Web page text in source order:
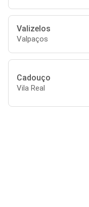
Valizelos
Valpaços
Cadouço
Vila Real